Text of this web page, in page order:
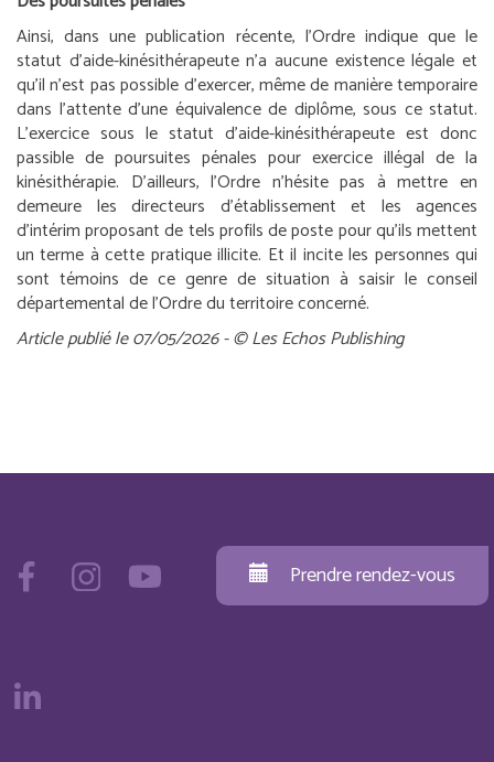
Ainsi, dans une publication récente, l’Ordre indique que le
statut d’aide-kinésithérapeute n’a aucune existence légale et
qu’il n’est pas possible d’exercer, même de manière temporaire
dans l’attente d’une équivalence de diplôme, sous ce statut.
L’exercice sous le statut d’aide-kinésithérapeute est donc
passible de poursuites pénales pour exercice illégal de la
kinésithérapie. D’ailleurs, l’Ordre n’hésite pas à mettre en
demeure les directeurs d’établissement et les agences
d’intérim proposant de tels profils de poste pour qu’ils mettent
un terme à cette pratique illicite. Et il incite les personnes qui
sont témoins de ce genre de situation à saisir le conseil
départemental de l’Ordre du territoire concerné.
Article publié le 07/05/2026 - © Les Echos Publishing
Prendre rendez-vous